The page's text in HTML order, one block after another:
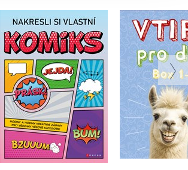
Nakresli si vlastní
komiks
Zuzana Neubauerová
Do košíku
199 Kč
159 Kč
Vtipy pro
Zuzana
Do
712 Kč